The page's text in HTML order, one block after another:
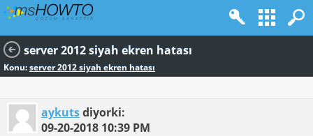
server 2012 siyah ekren hatası
Konu:server 2012 siyah ekren hatası
aykutsdiyorki:
09-20-2018 10:39 PM